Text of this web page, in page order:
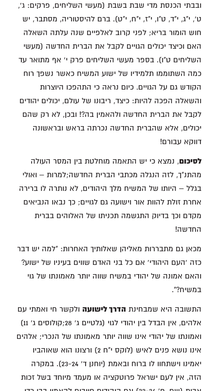
ובבתי הכנסת מדי שבת בשבת (מעשי השליחים, פרקים: ג',
ט', י"ג, י"ד, ט"ו, י"ז, י"ח, י"ט). ברם להיסטוריה, מסתבר, יש
חוש הומור בריא; לפני קרוב לאלפיים שנה עלתה השאלה
האם וכיצד יכולים הגויים לקבל את הברית החדשה (מעשי
השליחים ט"ו). בספר מעשי השליחים פרק י' אף מתואר עד
כמה השתוממו תלמידיו של ישוע המשיח כאשר נשפך רוח
הקודש גם על הגויים. כיום נראה כי התהפכו היוצרות
והשאלה הפכה להיות: כיצד, ריבונו של עולם, יכולים יהודים
לקבל את הברית החדשה ולהאמין בה?! ובכן, לא רק שהם
יכולים, אלא שהברית החדשה נכרתה בראש ובראשונה
דווקא עבורם!
לסיכום, נמצא כי יש התאמה מוחלטת בין המסר העולה
מהתנ"ך, לזה הנגלה מכתבי הברית החדשה;למרות – ואולי
בגלל – היותו של המשיח מלך היהודים, לא נותרה לו ברירה
אחרת זולת להוות אור וישועה גם לגויים; כך נבאו הנביאים
מקדם וכך בדיוק התגשמה תכניתו של האלוהים בברית
החדשה!
מכאן גם מתבררות מאליהן שאלותיך האחרות: "למה יש דבר
כזה 'העם היהודי' אם כל בני האדם שווים בעיניו של ישוע?
והאם אמונה של יהודי במשיח שווה יותר מאמונתו של גוי
במשיח?".
התשובה היא שמבחינת הדרך לישועה ולקשר חי ואמתי עם
אלהים, אין הבדל בין יהודי לגוי (גלטיים ג' 28;קולוסים ג' 11)
ואמונתו של יהודי אינו שווה יותר מאמונתו של הנכרי; אלהים
אינו נושא פנים לאיש (לוקס י"ח 2) ורצונו הוא שאוהביו
יאמינו וישתחוו לו ברוח ובאמת (יוחנן ד' 23-24). במקרה
הזה, אין לעם ישראל פרוטקציה או מעמד מיוחד בשל זכות